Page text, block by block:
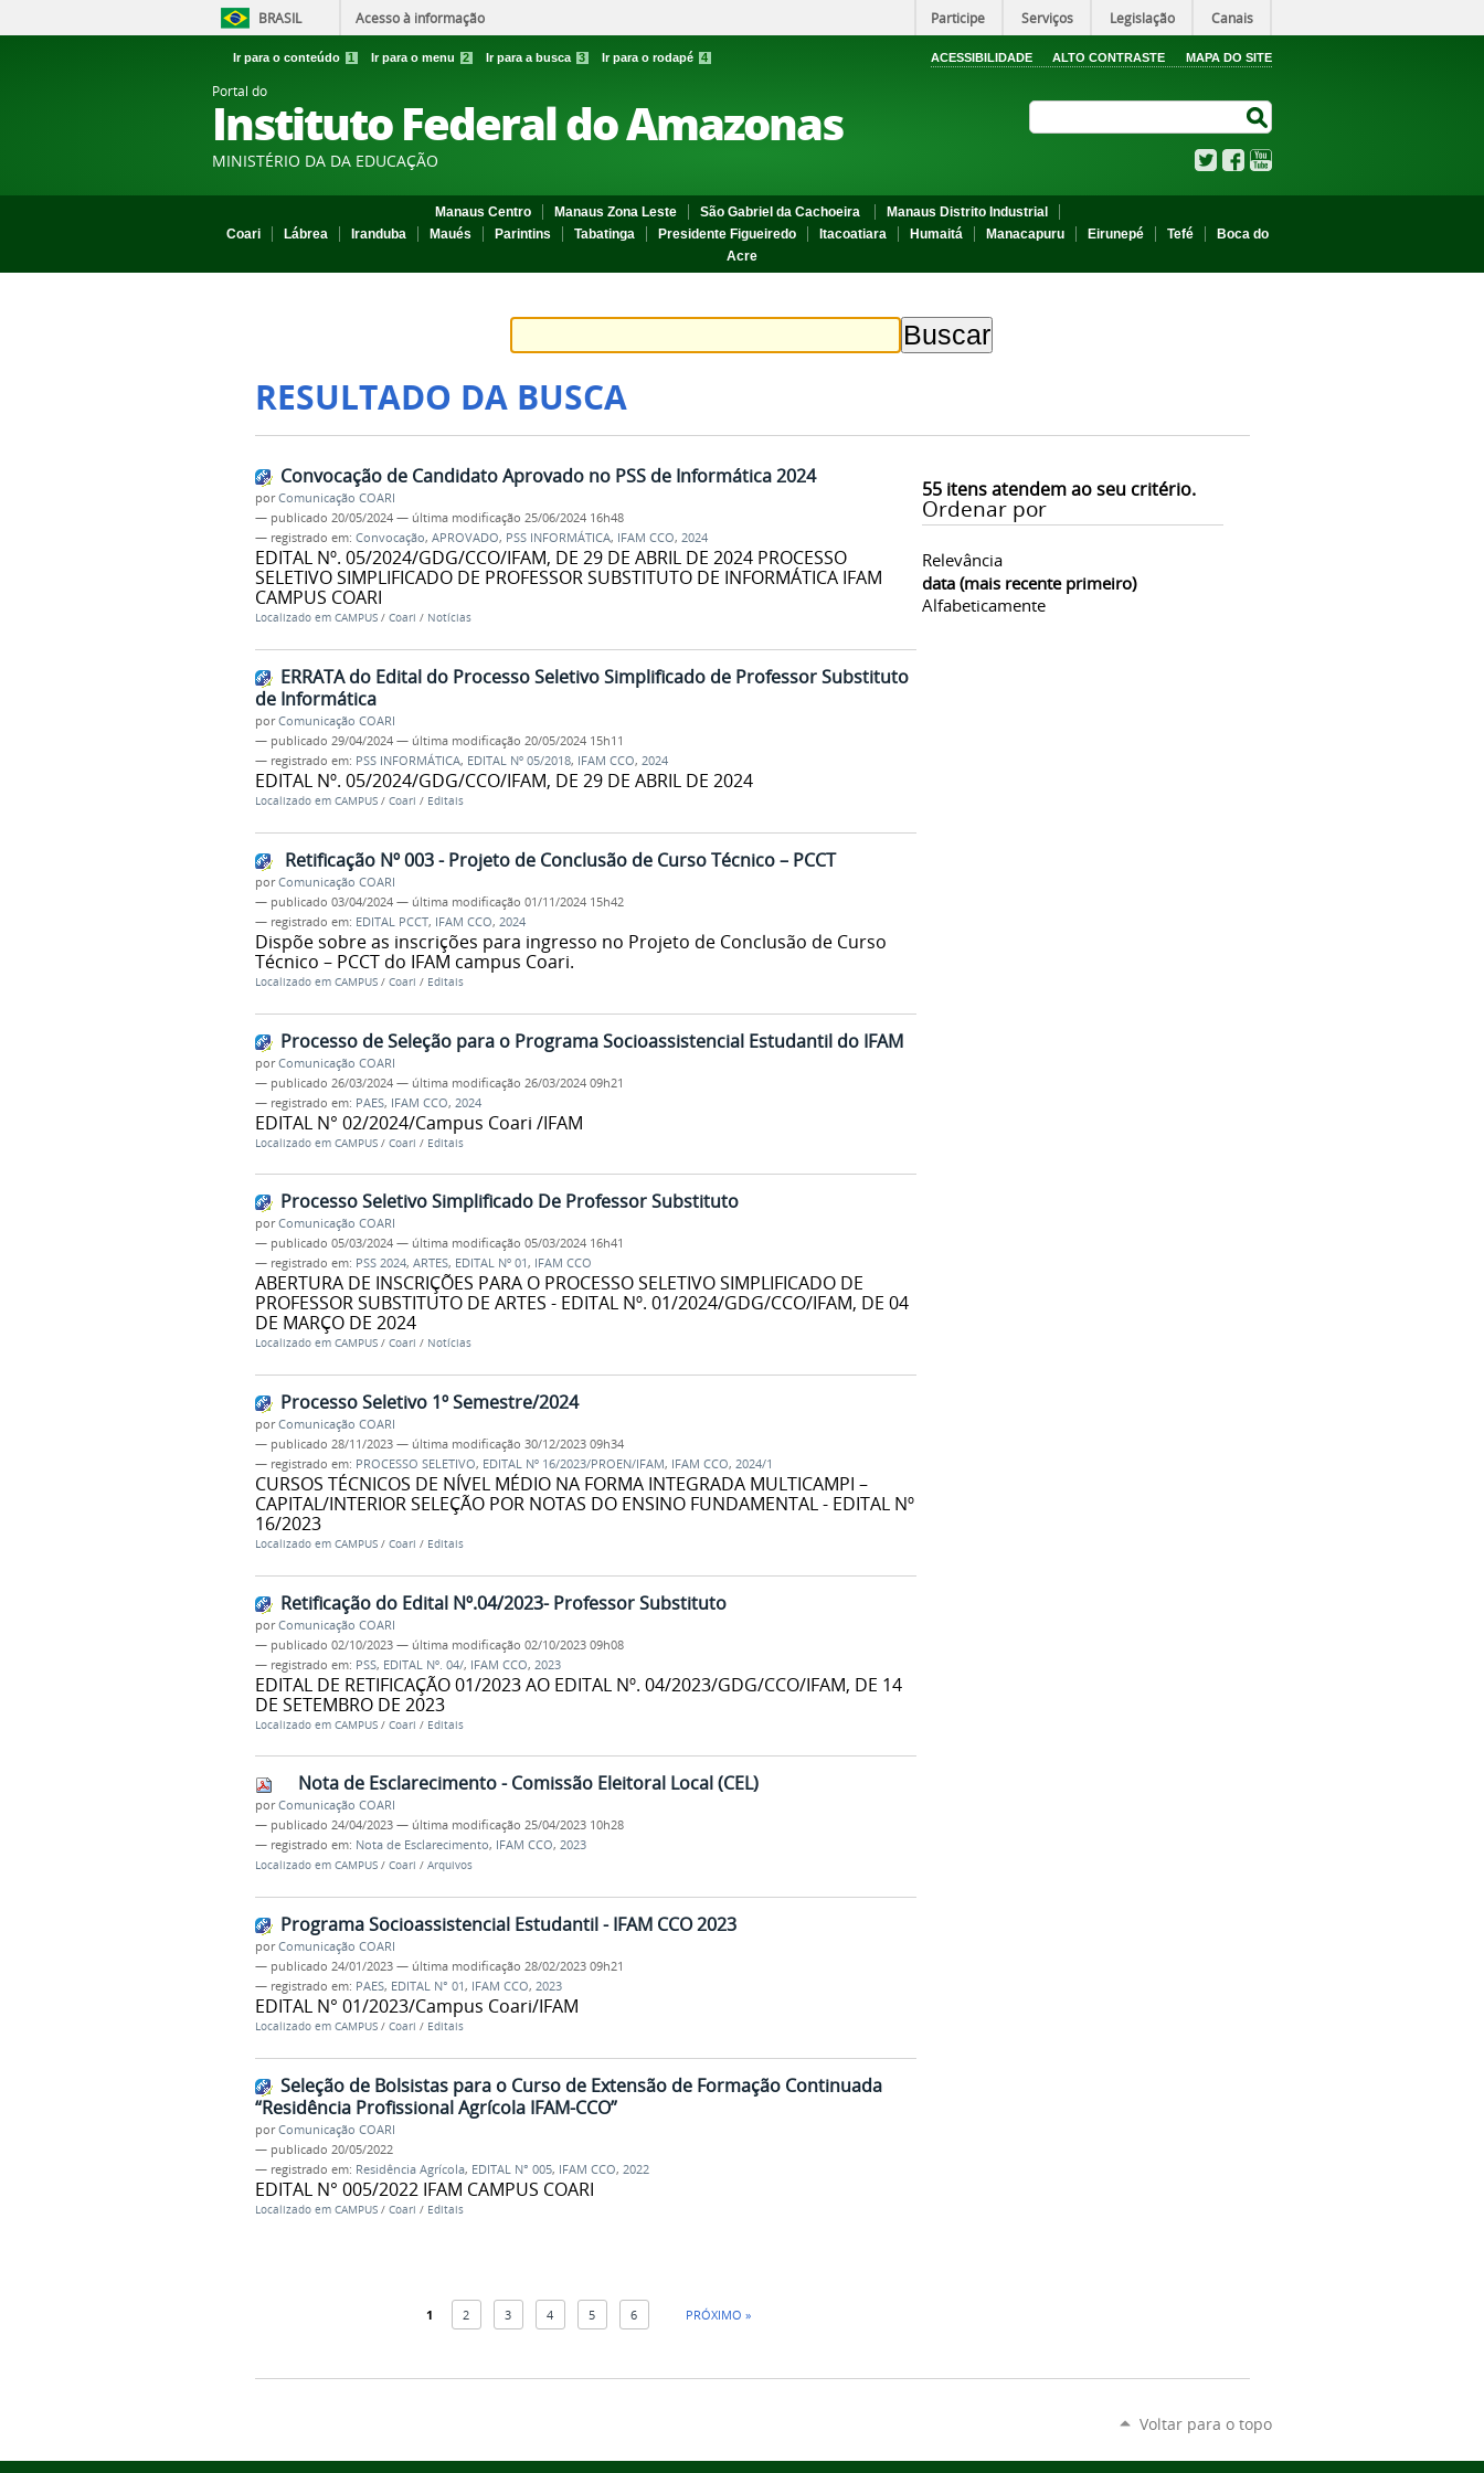
BRASIL Acesso à informação Participe Serviços Legislação Canais
Ir para o conteúdo 1 Ir para o menu 2 Ir para a busca 3 Ir para o rodapé 4 ACESSIBILIDADE ALTO CONTRASTE MAPA DO SITE
Portal do
Instituto Federal do Amazonas
MINISTÉRIO DA DA EDUCAÇÃO TwitterFacebook
Manaus Centro Manaus Zona Leste São Gabriel da Cachoeira
Manaus Distrito Industrial
Coari
Lábrea Iranduba Maués Parintins Tabatinga Presidente Figueiredo Itacoatiara Humaitá Manacapuru Eirunepé Tefé
Boca do
Acre
RESULTADO DA BUSCA
55itens atendem ao seu critério.
Ordenar por
Relevância
data (mais recente primeiro)
Alfabeticamente
Convocação de Candidato Aprovado no PSS de Informática 2024
porComunicação COARI
— publicado 20/05/2024 — última modificação 25/06/2024 16h48
— registrado em: Convocação, APROVADO, PSS INFORMÁTICA, IFAM CCO, 2024
EDITAL Nº. 05/2024/GDG/CCO/IFAM, DE 29 DE ABRIL DE 2024 PROCESSO
SELETIVO SIMPLIFICADO DE PROFESSOR SUBSTITUTO DE INFORMÁTICA IFAM
CAMPUS COARI
Localizado em CAMPUS / Coari / Notícias
ERRATA do Edital do Processo Seletivo Simplificado de Professor Substituto
de Informática
porComunicação COARI
— publicado 29/04/2024 — última modificação 20/05/2024 15h11
— registrado em: PSS INFORMÁTICA, EDITAL Nº 05/2018, IFAM CCO, 2024
EDITAL Nº. 05/2024/GDG/CCO/IFAM, DE 29 DE ABRIL DE 2024
Localizado em CAMPUS / Coari / Editais
Retificação Nº 003 - Projeto de Conclusão de Curso Técnico – PCCT
porComunicação COARI
— publicado 03/04/2024 — última modificação 01/11/2024 15h42
— registrado em: EDITAL PCCT, IFAM CCO, 2024
Dispõe sobre as inscrições para ingresso no Projeto de Conclusão de Curso
Técnico – PCCT do IFAM campus Coari.
Localizado em CAMPUS / Coari / Editais
Processo de Seleção para o Programa Socioassistencial Estudantil do IFAM
porComunicação COARI
— publicado 26/03/2024 — última modificação 26/03/2024 09h21
— registrado em: PAES, IFAM CCO, 2024
EDITAL N° 02/2024/Campus Coari /IFAM
Localizado em CAMPUS / Coari / Editais
Processo Seletivo Simplificado De Professor Substituto
porComunicação COARI
— publicado 05/03/2024 — última modificação 05/03/2024 16h41
— registrado em: PSS 2024, ARTES, EDITAL Nº 01, IFAM CCO
ABERTURA DE INSCRIÇÕES PARA O PROCESSO SELETIVO SIMPLIFICADO DE
PROFESSOR SUBSTITUTO DE ARTES - EDITAL Nº. 01/2024/GDG/CCO/IFAM, DE 04
DE MARÇO DE 2024
Localizado em CAMPUS / Coari / Notícias
Processo Seletivo 1º Semestre/2024
porComunicação COARI
— publicado 28/11/2023 — última modificação 30/12/2023 09h34
— registrado em: PROCESSO SELETIVO, EDITAL Nº 16/2023/PROEN/IFAM, IFAM CCO, 2024/1
CURSOS TÉCNICOS DE NÍVEL MÉDIO NA FORMA INTEGRADA MULTICAMPI –
CAPITAL/INTERIOR SELEÇÃO POR NOTAS DO ENSINO FUNDAMENTAL - EDITAL Nº
16/2023
Localizado em CAMPUS / Coari / Editais
Retificação do Edital Nº.04/2023- Professor Substituto
porComunicação COARI
— publicado 02/10/2023 — última modificação 02/10/2023 09h08
— registrado em: PSS, EDITAL Nº. 04/, IFAM CCO, 2023
EDITAL DE RETIFICAÇÃO 01/2023 AO EDITAL Nº. 04/2023/GDG/CCO/IFAM, DE 14
DE SETEMBRO DE 2023
Localizado em CAMPUS / Coari / Editais
Nota de Esclarecimento - Comissão Eleitoral Local (CEL)
porComunicação COARI
— publicado 24/04/2023 — última modificação 25/04/2023 10h28
— registrado em: Nota de Esclarecimento, IFAM CCO, 2023
Localizado em CAMPUS / Coari / Arquivos
Programa Socioassistencial Estudantil - IFAM CCO 2023
porComunicação COARI
— publicado 24/01/2023 — última modificação 28/02/2023 09h21
— registrado em: PAES, EDITAL N° 01, IFAM CCO, 2023
EDITAL N° 01/2023/Campus Coari/IFAM
Localizado em CAMPUS / Coari / Editais
Seleção de Bolsistas para o Curso de Extensão de Formação Continuada
“Residência Profissional Agrícola IFAM-CCO”
porComunicação COARI
— publicado 20/05/2022
— registrado em: Residência Agrícola, EDITAL N° 005, IFAM CCO, 2022
EDITAL N° 005/2022 IFAM CAMPUS COARI
Localizado em CAMPUS / Coari / Editais
1 2 3 4 5 6 PRÓXIMO »
Voltar para o topo